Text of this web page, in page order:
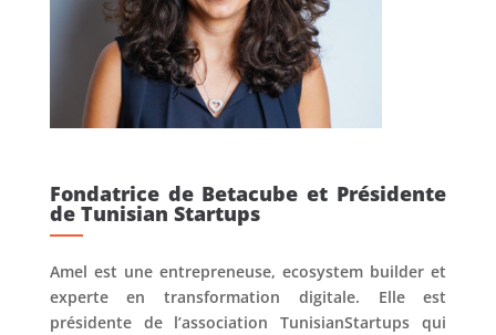
Fondatrice de Betacube et Présidente
de Tunisian Startups
Amel est une entrepreneuse, ecosystem builder et
experte en transformation digitale. Elle est
présidente de l’association TunisianStartups qui